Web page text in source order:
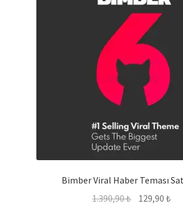
Bimber Viral Haber Teması
1.390,90₺
Orijinal
129,90 ₺Şu